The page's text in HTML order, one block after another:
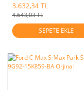
3.632,34 TL
4.643,03 TL
SEPETE EKLE